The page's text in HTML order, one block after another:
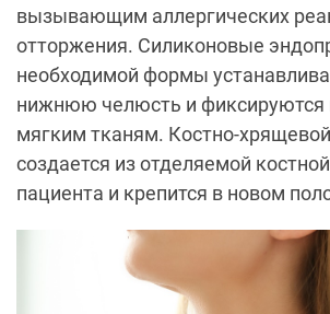
вызывающим аллергических
отторжения. Силиконовые
необходимой формы
нижнюю челюсть и фиксируются
мягким тканям. Костно-
создается из отделяемой
пациента и крепится в новом